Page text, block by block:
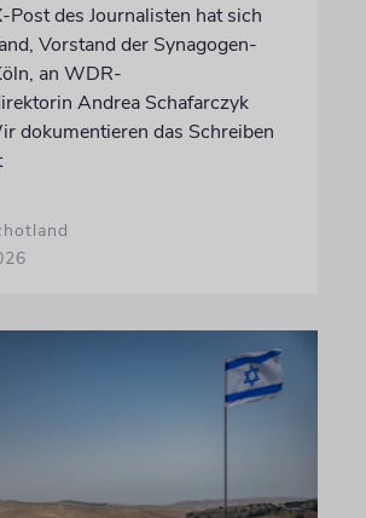
Post des Journalisten hat sich
Vorstand der Synagogen-
an WDR-
Andrea Schafarczyk
dokumentieren das Schreiben